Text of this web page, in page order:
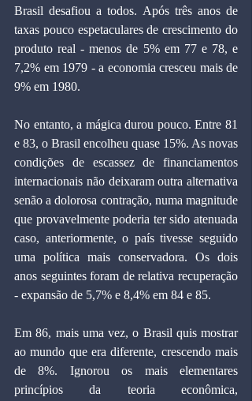
Brasil desafiou a todos. Após três anos de
taxas pouco espetaculares de crescimento do
produto real - menos de 5% em 77 e 78, e
7,2% em 1979 - a economia cresceu mais de
9% em 1980.
No entanto, a mágica durou pouco. Entre 81
e 83, o Brasil encolheu quase 15%. As novas
condições de escassez de financiamentos
internacionais não deixaram outra alternativa
senão a dolorosa contração, numa magnitude
que provavelmente poderia ter sido atenuada
caso, anteriormente, o país tivesse seguido
uma política mais conservadora. Os dois
anos seguintes foram de relativa recuperação
- expansão de 5,7% e 8,4% em 84 e 85.
Em 86, mais uma vez, o Brasil quis mostrar
ao mundo que era diferente, crescendo mais
de 8%. Ignorou os mais elementares
princípios da teoria econômica,